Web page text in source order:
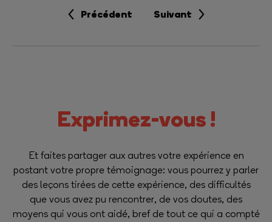
Précédent Suivant
Exprimez-vous !
Et faites partager aux autres votre expérience en
postant votre propre témoignage: vous pourrez y parler
des leçons tirées de cette expérience, des difficultés
que vous avez pu rencontrer, de vos doutes, des
moyens qui vous ont aidé, bref de tout ce qui a compté